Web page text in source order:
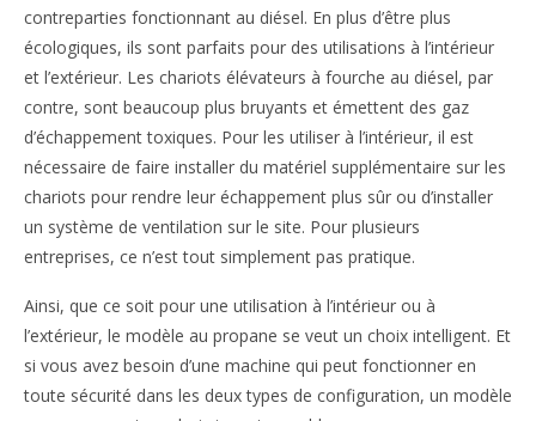
contreparties fonctionnant au diésel. En plus d’être plus
écologiques, ils sont parfaits pour des utilisations à l’intérieur
et l’extérieur. Les chariots élévateurs à fourche au diésel, par
contre, sont beaucoup plus bruyants et émettent des gaz
d’échappement toxiques. Pour les utiliser à l’intérieur, il est
nécessaire de faire installer du matériel supplémentaire sur les
chariots pour rendre leur échappement plus sûr ou d’installer
un système de ventilation sur le site. Pour plusieurs
entreprises, ce n’est tout simplement pas pratique.
Ainsi, que ce soit pour une utilisation à l’intérieur ou à
l’extérieur, le modèle au propane se veut un choix intelligent. Et
si vous avez besoin d’une machine qui peut fonctionner en
toute sécurité dans les deux types de configuration, un modèle